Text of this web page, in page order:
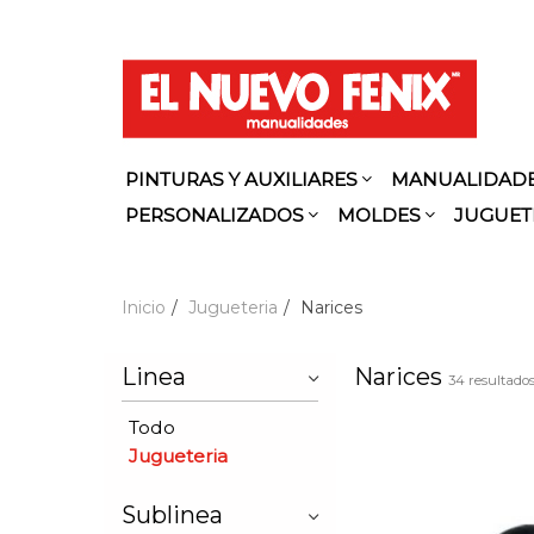
PINTURAS Y AUXILIARES
PERSONALIZADOS
MOLDES
Inicio Jugueteria Narices
Linea
Todo
Jugueteria
Sublinea
Narices 34 resultados